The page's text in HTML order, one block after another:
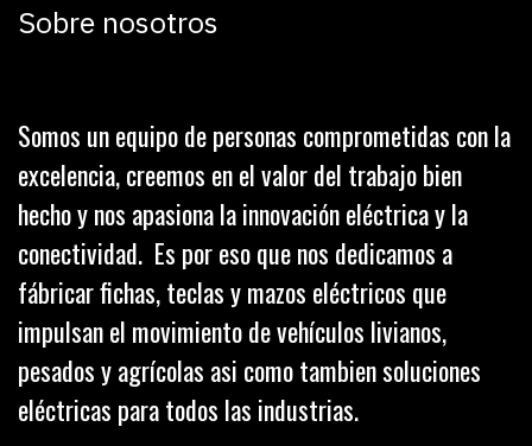
Sobre nosotros
Somos un equipo de personas comprometidas con la
excelencia, creemos en el valor del trabajo bien
hecho y nos apasiona la innovación eléctrica y la
conectividad. Es por eso que nos dedicamos a
fábricar fichas, teclas y mazos eléctricos que
impulsan el movimiento de vehículos livianos,
pesados y agrícolas asi como tambien soluciones
eléctricas para todos las industrias.